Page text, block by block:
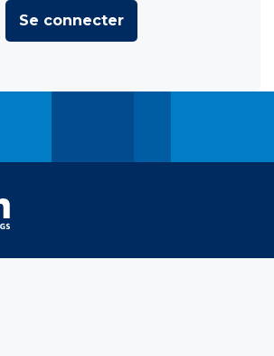
Se connecter